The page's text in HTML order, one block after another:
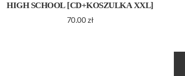
HIGH SCHOOL [CD+KOSZULKA XXL]
70.00zł